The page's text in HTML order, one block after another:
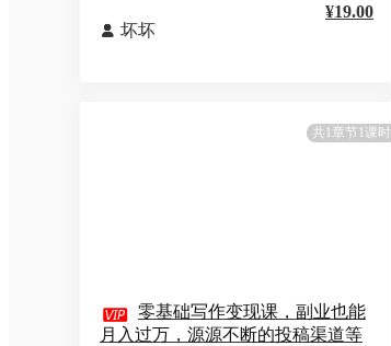
 坏坏
¥19.00
共1章节1课时
 零基础写作变现课，副业也能
月入过万，源源不断的投稿渠道等